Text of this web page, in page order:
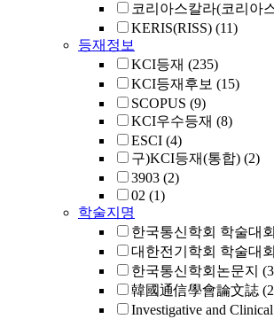
코리아스칼라(코리아
KERIS(RISS) (11)
등재정보
KCI등재 (235)
KCI등재후보 (15)
SCOPUS (9)
KCI우수등재 (8)
ESCI (4)
구)KCI등재(통합) (2)
3903 (2)
02 (1)
학술지명
한국통신학회 학술대
대한전기학회 학술대
한국통신학회논문지
韓國通信學會論文誌
Investigative and